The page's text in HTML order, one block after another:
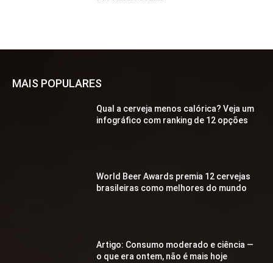
MAIS POPULARES
Qual a cerveja menos calórica? Veja um
infográfico com ranking de 12 opções
World Beer Awards premia 12 cervejas
brasileiras como melhores do mundo
Artigo: Consumo moderado e ciência —
o que era ontem, não é mais hoje